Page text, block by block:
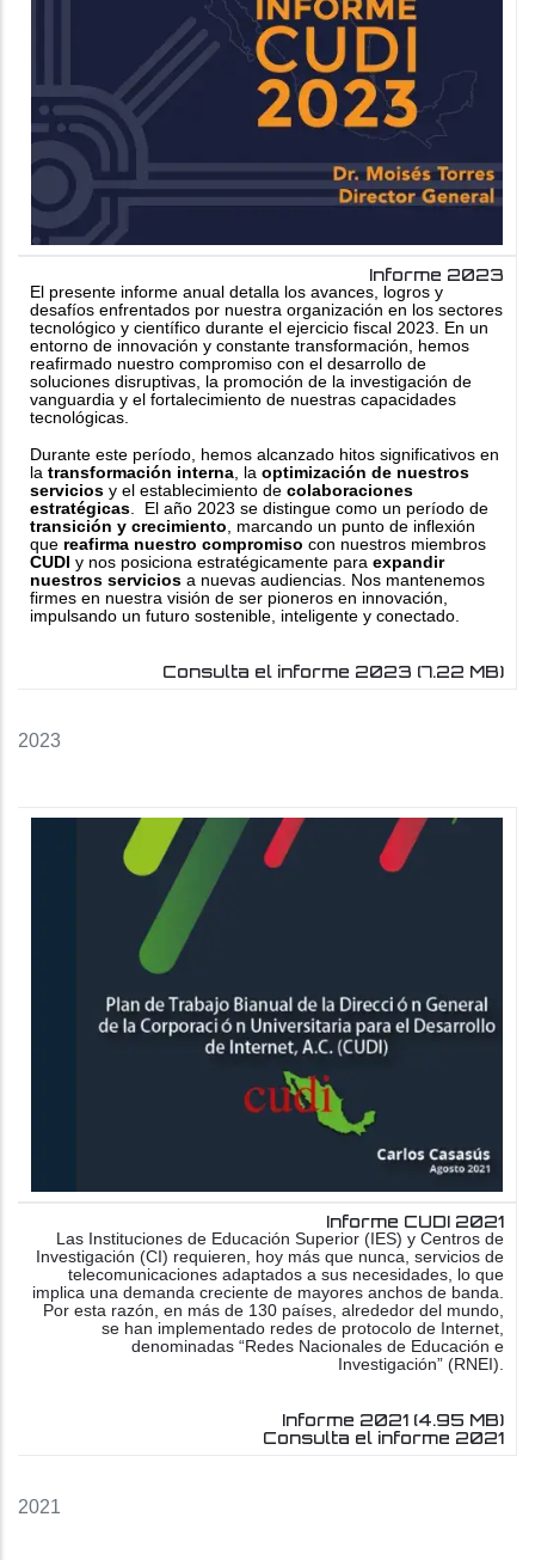
2023
Informe 2023
El presente informe anual detalla los avances, logros y
desafíos enfrentados por nuestra organización en los sectores
tecnológico y científico durante el ejercicio fiscal 2023. En un
entorno de innovación y constante transformación, hemos
reafirmado nuestro compromiso con el desarrollo de
soluciones disruptivas, la promoción de la investigación de
vanguardia y el fortalecimiento de nuestras capacidades
tecnológicas.
Durante este período, hemos alcanzado hitos significativos en
la transformación interna, la optimización de nuestros
serviciosy el establecimiento de colaboraciones
estratégicas. El año 2023 se distingue como un período de
transición y crecimiento , marcando un punto de inflexión
que reafirma nuestro compromiso con nuestros miembros
CUDI y nos posiciona estratégicamente para expandir
nuestros serviciosa nuevas audiencias. Nos mantenemos
firmes en nuestra visión de ser pioneros en innovación,
impulsando un futuro sostenible, inteligente y conectado.
Consulta el informe 2023 (7.22 MB)
2021
Informe CUDI 2021
Las Instituciones de Educación Superior (IES) y Centros de
Investigación (CI) requieren, hoy más que nunca, servicios de
telecomunicaciones adaptados a sus necesidades, lo que
implica una demanda creciente de mayores anchos de banda.
Por esta razón, en más de 130 países, alrededor del mundo,
se han implementado redes de protocolo de Internet,
denominadas “Redes Nacionales de Educación e
Investigación” (RNEI).
Informe 2021 (4.95 MB)
Consulta el informe 2021